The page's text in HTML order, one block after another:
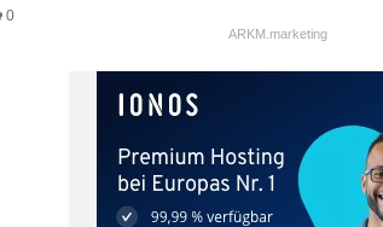
0
ARKM.marketing